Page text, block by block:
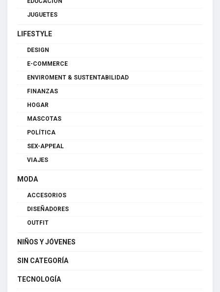
JUGUETES
LIFESTYLE
DESIGN
E-COMMERCE
ENVIROMENT & SUSTENTABILIDAD
FINANZAS
HOGAR
MASCOTAS
POLÍTICA
SEX-APPEAL
VIAJES
MODA
ACCESORIOS
DISEÑADORES
OUTFIT
NIÑOS Y JÓVENES
SIN CATEGORÍA
TECNOLOGÍA